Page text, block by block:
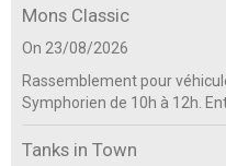
Mons Classic
On 23/08/2026
Rassemblement pour
Symphorien de 10h à 12h.
Tanks in Town